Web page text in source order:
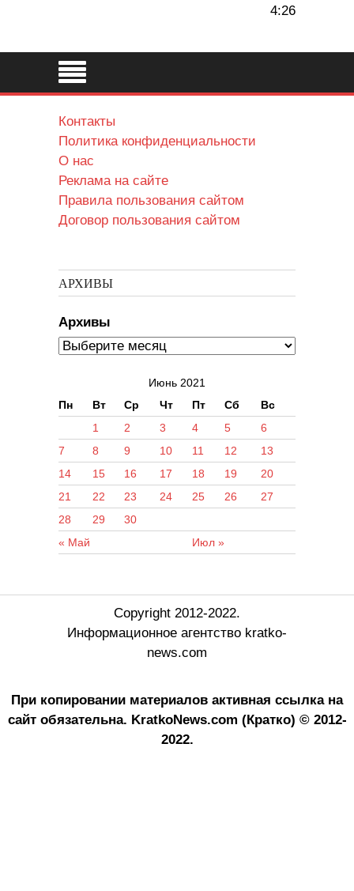
4:26
Контакты
Политика конфиденциальности
О нас
Реклама на сайте
Правила пользования сайтом
Договор пользования сайтом
АРХИВЫ
Архивы
Июнь 2021
Пн
Вт Ср Чт Пт Сб Вс
« Май Июл »
1 2 3 4 5
6
7
8 9 10 11 12
13
14
15 16 17 18 19
20
21
22 23 24 25 26
27
28
29 30
Copyright 2012-2022.
Информационное агентство kratko-
news.com
При копировании материалов активная ссылка на
сайт обязательна. KratkoNews.com (Кратко) © 2012-
2022.